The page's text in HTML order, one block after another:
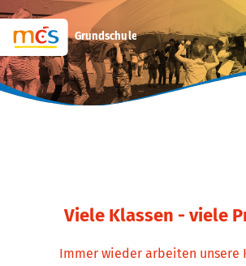
Grundschule
Viele Klassen - viele
Immer wieder arbeiten unsere